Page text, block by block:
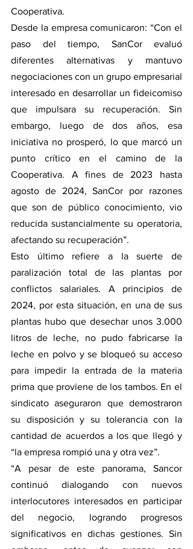
Cooperativa.
Desde la empresa comunicaron: “Con el
paso del tiempo, SanCor evaluó
diferentes alternativas y mantuvo
negociaciones con un grupo empresarial
interesado en desarrollar un fideicomiso
que impulsara su recuperación. Sin
embargo, luego de dos años, esa
iniciativa no prosperó, lo que marcó un
punto crítico en el camino de la
Cooperativa. A fines de 2023 hasta
agosto de 2024, SanCor por razones
que son de público conocimiento, vio
reducida sustancialmente su operatoria,
afectando su recuperación”.
Esto último refiere a la suerte de
paralización total de las plantas por
conflictos salariales. A principios de
2024, por esta situación, en una de sus
plantas hubo que desechar unos 3.000
litros de leche, no pudo fabricarse la
leche en polvo y se bloqueó su acceso
para impedir la entrada de la materia
prima que proviene de los tambos. En el
sindicato aseguraron que demostraron
su disposición y su tolerancia con la
cantidad de acuerdos a los que llegó y
“la empresa rompió una y otra vez”.
“A pesar de este panorama, Sancor
continuó dialogando con nuevos
interlocutores interesados en participar
del negocio, logrando progresos
significativos en dichas gestiones. Sin